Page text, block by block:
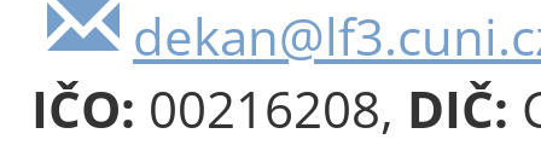
IČO: 00216208, DIČ: